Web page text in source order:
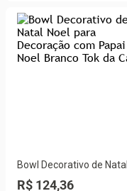
Bowl Decorativo de Natal
Noel para Decoração com
R$ 124,36